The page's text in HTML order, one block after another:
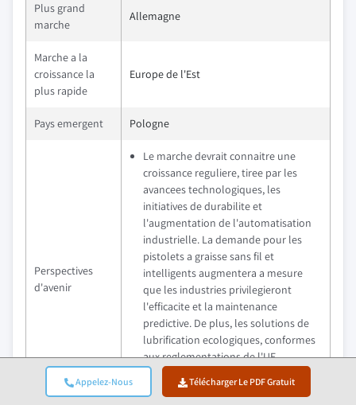
Appelez-Nous Télécharger Le PDF Gratuit
Plus grand
marche
Allemagne
Marche a la
croissance la
plus rapide
Europe de l'Est
Pays emergent Pologne
Perspectives
d'avenir
Le marche devrait connaitre une
croissance reguliere, tiree par les
avancees technologiques, les
initiatives de durabilite et
l'augmentation de l'automatisation
industrielle. La demande pour les
pistolets a graisse sans fil et
intelligents augmentera a mesure
que les industries privilegieront
l'efficacite et la maintenance
predictive. De plus, les solutions de
lubrification ecologiques, conformes
aux reglementations de l'UE,
faconneront l'innovation produit et
les strategies concurrentielles.